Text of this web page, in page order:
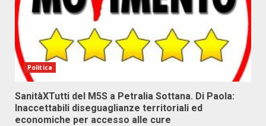
Politica
SanitàXTutti del M5S a Petralia Sottana. Di Paola:
Inaccettabili diseguaglianze territoriali ed
economiche per accesso alle cure